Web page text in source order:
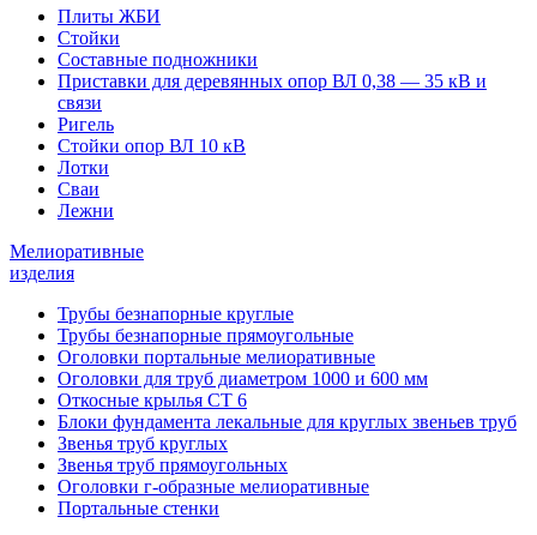
Плиты ЖБИ
Стойки
Составные подножники
Приставки для деревянных опор ВЛ 0,38 — 35 кВ и
связи
Ригель
Стойки опор ВЛ 10 кВ
Лотки
Сваи
Лежни
Мелиоративные
изделия
Трубы безнапорные круглые
Трубы безнапорные прямоугольные
Оголовки портальные мелиоративные
Оголовки для труб диаметром 1000 и 600 мм
Откосные крылья СТ 6
Блоки фундамента лекальные для круглых звеньев труб
Звенья труб круглых
Звенья труб прямоугольных
Оголовки г-образные мелиоративные
Портальные стенки